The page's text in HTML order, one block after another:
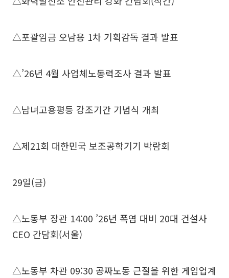
△포괄임금 오남용 1차 기획감독 결과 발표
△’26년 4월 사업체노동력조사 결과 발표
△남녀고용평등 강조기간 기념식 개최
△제21회 대한민국 보조공학기기 박람회
29일(금)
△노동부 장관 14:00 ’26년 폭염 대비 20대 건설사
CEO 간담회(서울)
△노동부 차관 09:30 공짜노동 근절을 위한 게임업계